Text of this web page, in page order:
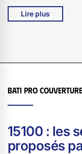
matériaux
qualité.
Lire plus
Bati pro couverture
15100 : les
proposés